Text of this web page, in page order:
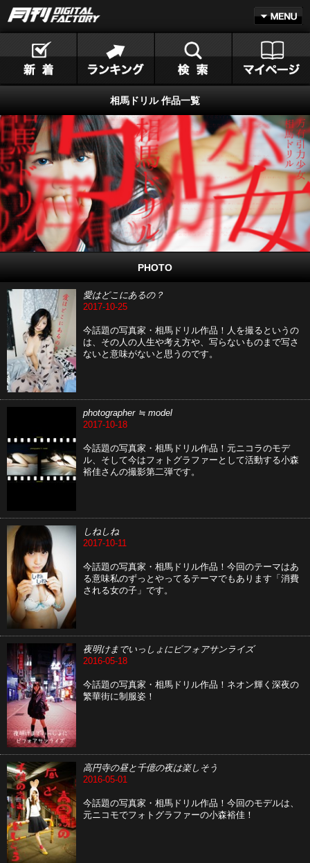
相馬ドリル 作品一覧
PHOTO
愛はどこにあるの？
2017-10-25
今話題の写真家・相馬ドリル作品！人を撮るというの
は、その人の人生や考え方や、写らないものまで写さ
ないと意味がないと思うのです。
photographer ≒ model
2017-10-18
今話題の写真家・相馬ドリル作品！元ニコラのモデ
ル、そして今はフォトグラファーとして活動する小森
裕佳さんの撮影第二弾です。
しねしね
2017-10-11
今話題の写真家・相馬ドリル作品！今回のテーマはあ
る意味私のずっとやってるテーマでもあります「消費
される女の子」です。
夜明けまでいっしょにビフォアサンライズ
2016-05-18
今話題の写真家・相馬ドリル作品！ネオン輝く深夜の
繁華街に制服姿！
高円寺の昼と千億の夜は楽しそう
2016-05-01
今話題の写真家・相馬ドリル作品！今回のモデルは、
元ニコモでフォトグラファーの小森裕佳！